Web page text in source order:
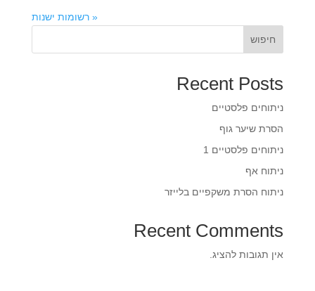
« רשומות ישנות
חיפוש
Recent Posts
ניתוחים פלסטיים
הסרת שיער גוף
ניתוחים פלסטיים 1
ניתוח אף
ניתוח הסרת משקפיים בלייזר
Recent Comments
אין תגובות להציג.